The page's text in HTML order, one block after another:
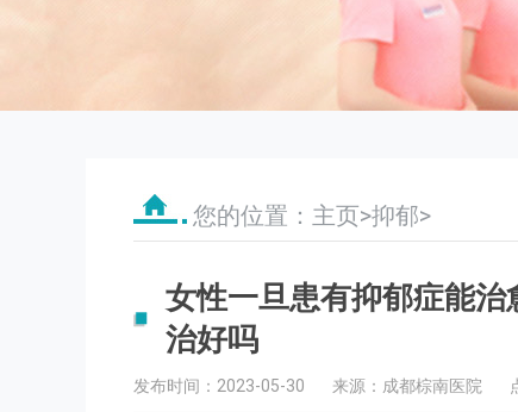
您的位置： 主页>抑郁>
女性一旦患有抑郁症能
治好吗
发布时间：2023-05-30 来源：成都棕南医院